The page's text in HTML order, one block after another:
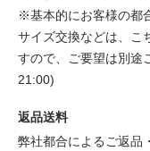
※基本的にお客様の都
サイズ交換などは、こ
すので、ご要望は別途
21:00)
返品送料
弊社都合によるご返品